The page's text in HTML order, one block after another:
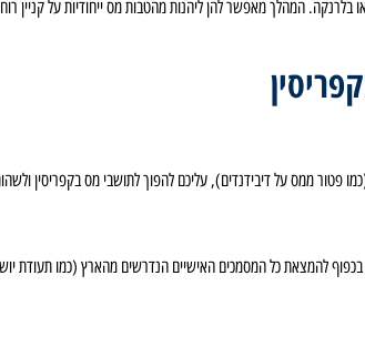
פטור ממס על דיבידנדים), עליכם להפוך לתושבי מס בקפריסין
להמצאת כל המסמכים האישיים הנדרשים מהארץ (כמו תעודת